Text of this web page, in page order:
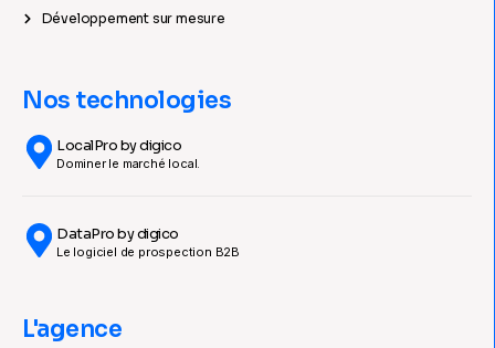
Développement sur mesure
Nos technologies
LocalPro by digico
Dominer le marché local.
DataPro by digico
Le logiciel de prospection B2B
L'agence